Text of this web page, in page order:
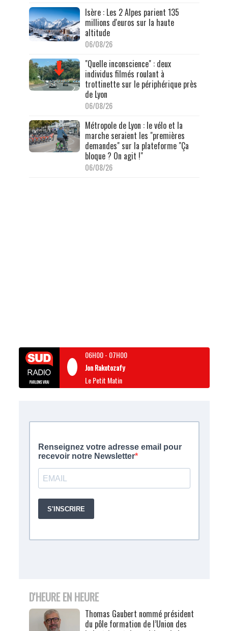
Isère : Les 2 Alpes parient 135
millions d'euros sur la haute
altitude
06/08/26
"Quelle inconscience" : deux
individus filmés roulant à
trottinette sur le périphérique près
de Lyon
06/08/26
Métropole de Lyon : le vélo et la
marche seraient les "premières
demandes" sur la plateforme "Ça
bloque ? On agit !"
06/08/26
06H00- 07H00
Jon Rakotozafy
Le Petit Matin
D'HEURE EN HEURE
Thomas Gaubert nommé président
du pôle formation de l’Union des